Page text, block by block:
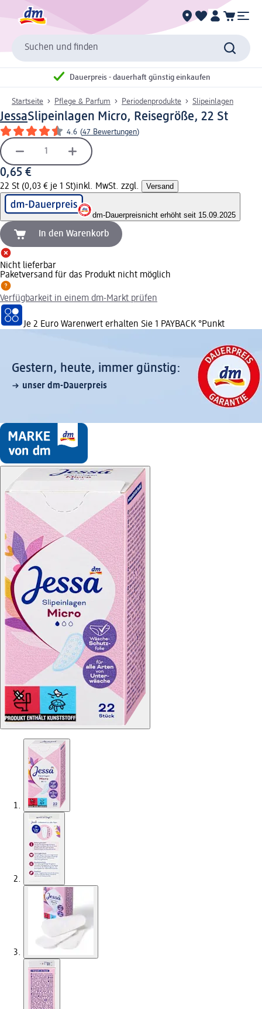
Suchen und finden
Dauerpreis - dauerhaft günstig einkaufen
Startseite Pflege & Parfum Periodenprodukte Slipeinlagen
JessaSlipeinlagen Micro, Reisegröße, 22 St
4.6 (47 Bewertungen)
0,65 €
22 St (0,03 € je 1 St)inkl. MwSt. zzgl. Versand
dm-Dauerpreisnicht erhöht seit 15.09.2025
In den Warenkorb
Nicht lieferbar
Paketversand für das Produkt nicht möglich
Verfügbarkeit in einem dm-Markt prüfen
Je 2 Euro Warenwert erhalten Sie 1 PAYBACK °Punkt
Gestern, heute, immer günstig:
unser dm-Dauerpreis